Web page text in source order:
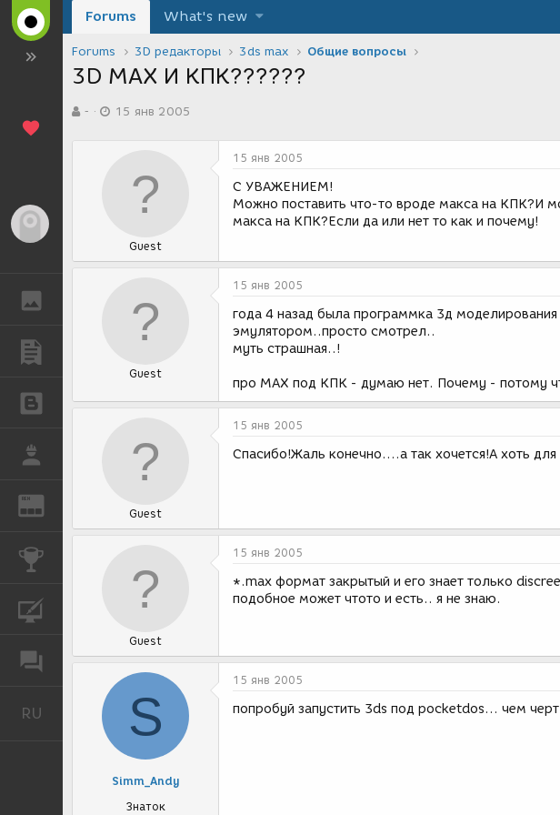
БЛОГИ
REN
ФОРУМ
RU Русский
Forums What's new
Forums 3D редакторы 3ds max Общие вопросы
3D MAX И КПК??????
в-
а
и
15 янв 2005
Guest
15 янв 2005
С УВАЖЕНИЕМ!
Можно поставить что-то вроде макса на КПК?И
макса на КПК?Если да или нет то как и почему!
Guest
15 янв 2005
года 4 назад была программка 3д
эмулятором..просто смотрел..
муть страшная..!
про МАХ под КПК - думаю нет. Почему - потому
Guest
15 янв 2005
Спасибо!Жаль конечно....а так хочется!А хоть
Guest
15 янв 2005
*.max формат закрытый и его знает только
подобное может чтото и есть.. я не знаю.
S
Simm_Andy
Знаток
15 янв 2005
попробуй запустить 3ds под pocketdos... чем